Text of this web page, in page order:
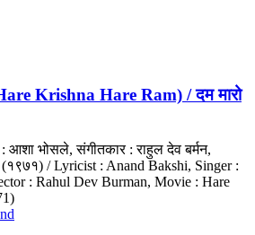
Krishna Hare Ram) / दम मारो
आशा भोसले, संगीतकार : राहुल देव बर्मन,
(१९७१) / Lyricist : Anand Bakshi, Singer :
: Rahul Dev Burman, Movie : Hare